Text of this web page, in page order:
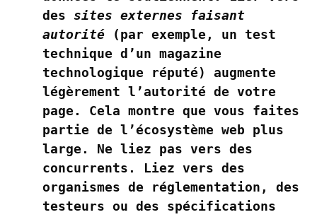
des sites externes faisant
autorité (par exemple, un test
technique d’un magazine
technologique réputé) augmente
légèrement l’autorité de votre
page. Cela montre que vous faites
partie de l’écosystème web plus
large. Ne liez pas vers des
concurrents. Liez vers des
organismes de réglementation, des
testeurs ou des spécifications